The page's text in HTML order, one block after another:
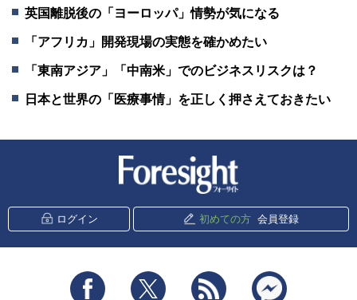
英国離脱後の「ヨーロッパ」情勢が気になる
「アフリカ」開発現場の実態を確かめたい
「東南アジア」「中南米」でのビジネスリスクは？
日本と世界の「医療事情」を正しく押さえておきたい
ログイン 初めての方 会員登録
Facebook Twitter RSS